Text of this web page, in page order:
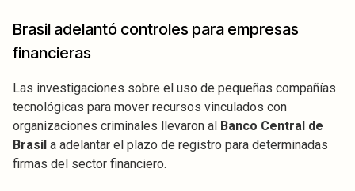
Brasil adelantó controles para empresas
financieras
Las investigaciones sobre el uso de pequeñas compañías
tecnológicas para mover recursos vinculados con
organizaciones criminales llevaron al Banco Central de
Brasil a adelantar el plazo de registro para determinadas
firmas del sector financiero.